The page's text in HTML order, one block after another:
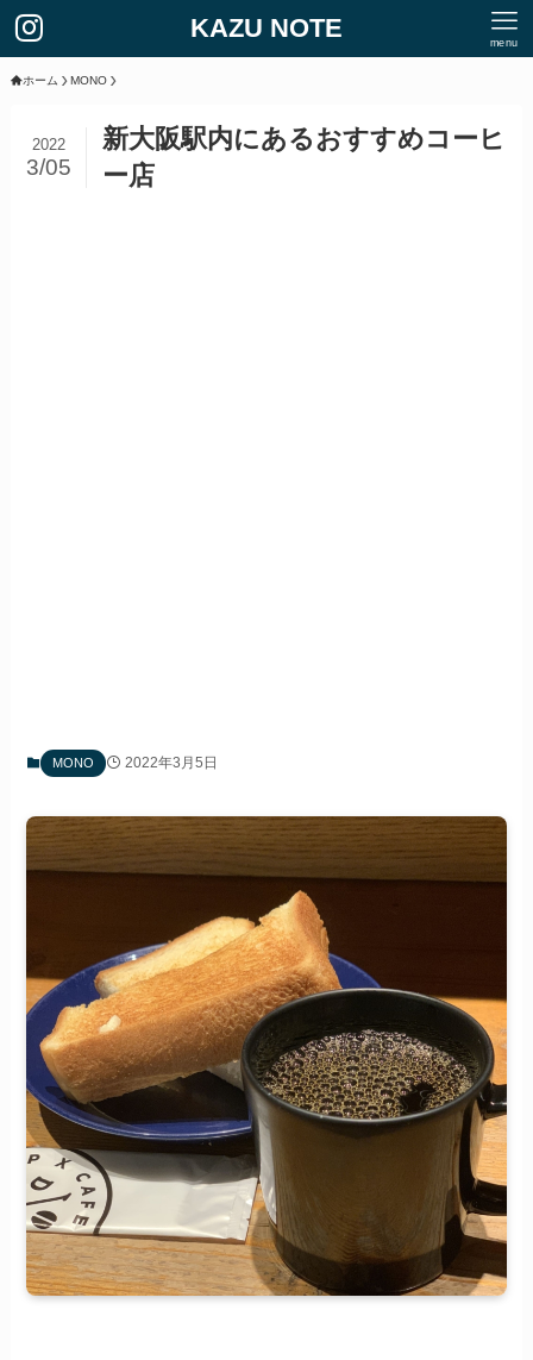
KAZU NOTE menu
ホーム MONO
新大阪駅内にあるおすすめコーヒ
ー店
2022
3/05
MONO 2022年3月5日